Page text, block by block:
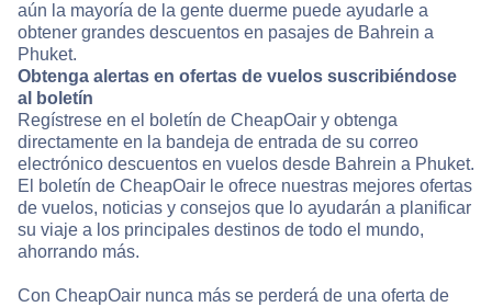
aún la mayoría de la gente duerme puede ayudarle a
obtener grandes descuentos en pasajes de Bahrein a
Phuket.
Obtenga alertas en ofertas de vuelos suscribiéndose
al boletín
Regístrese en el boletín de CheapOair y obtenga
directamente en la bandeja de entrada de su correo
electrónico descuentos en vuelos desde Bahrein a Phuket.
El boletín de CheapOair le ofrece nuestras mejores ofertas
de vuelos, noticias y consejos que lo ayudarán a planificar
su viaje a los principales destinos de todo el mundo,
ahorrando más.
Con CheapOair nunca más se perderá de una oferta de